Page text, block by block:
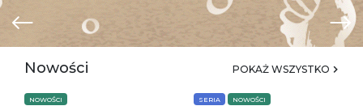
Nowości POKAŻ WSZYSTKO
NOWOŚCI SERIA NOWOŚCI